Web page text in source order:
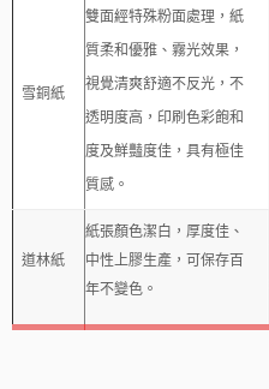
雪銅紙
雙面經特殊粉面處理，紙
質柔和優雅、霧光效果，
視覺清爽舒適不反光，不
透明度高，印刷色彩飽和
度及鮮豔度佳，具有極佳
質感。
道林紙
紙張顏色潔白，厚度佳、
中性上膠生產，可保存百
年不變色。